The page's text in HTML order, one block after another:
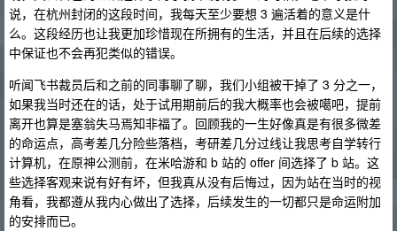
说，在杭州封闭的这段时间，我每天至少要想 3 遍活着的意义是什
么。这段经历也让我更加珍惜现在所拥有的生活，并且在后续的选择
中保证也不会再犯类似的错误。
听闻飞书裁员后和之前的同事聊了聊，我们小组被干掉了 3 分之一，
如果我当时还在的话，处于试用期前后的我大概率也会被噶吧，提前
离开也算是塞翁失马焉知非福了。回顾我的一生好像真是有很多微差
的命运点，高考差几分险些落档，考研差几分过线让我思考自学转行
计算机，在原神公测前，在米哈游和 b 站的 offer 间选择了 b 站。这
些选择客观来说有好有坏，但我真从没有后悔过，因为站在当时的视
角看，我都遵从我内心做出了选择，后续发生的一切都只是命运附加
的安排而已。